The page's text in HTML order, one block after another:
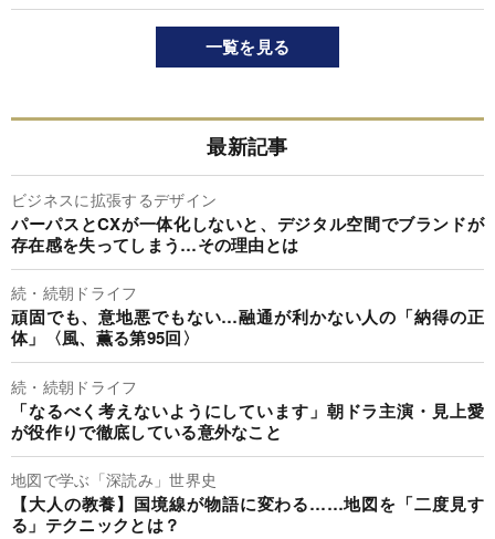
一覧を見る
最新記事
ビジネスに拡張するデザイン
パーパスとCXが一体化しないと、デジタル空間でブランドが
存在感を失ってしまう…その理由とは
続・続朝ドライフ
頑固でも、意地悪でもない…融通が利かない人の「納得の正
体」〈風、薫る第95回〉
続・続朝ドライフ
「なるべく考えないようにしています」朝ドラ主演・見上愛
が役作りで徹底している意外なこと
地図で学ぶ「深読み」世界史
【大人の教養】国境線が物語に変わる……地図を「二度見す
る」テクニックとは？